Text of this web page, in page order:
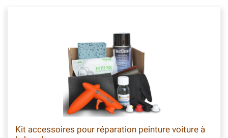
Kit accessoires pour réparation peinture voiture à